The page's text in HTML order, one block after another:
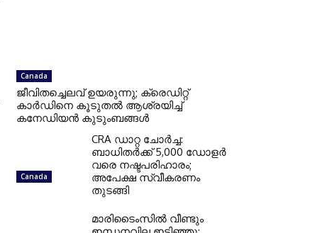
Canada
ജീവിതച്ചെലവ് ഉയരുന്നു; ക്രെഡിറ്റ്
കാർഡിനെ കൂടുതൽ ആശ്രയിച്ച്
കനേഡിയൻ കുടുംബങ്ങൾ
Canada
CRA ഡാറ്റ ചോർച്ച:
ബാധിതർക്ക് 5,000 ഡോളർ
വരെ നഷ്ടപരിഹാരം;
അപേക്ഷ സ്വീകരണം
തുടങ്ങി
മാരിടൈംസിൽ വീണ്ടും